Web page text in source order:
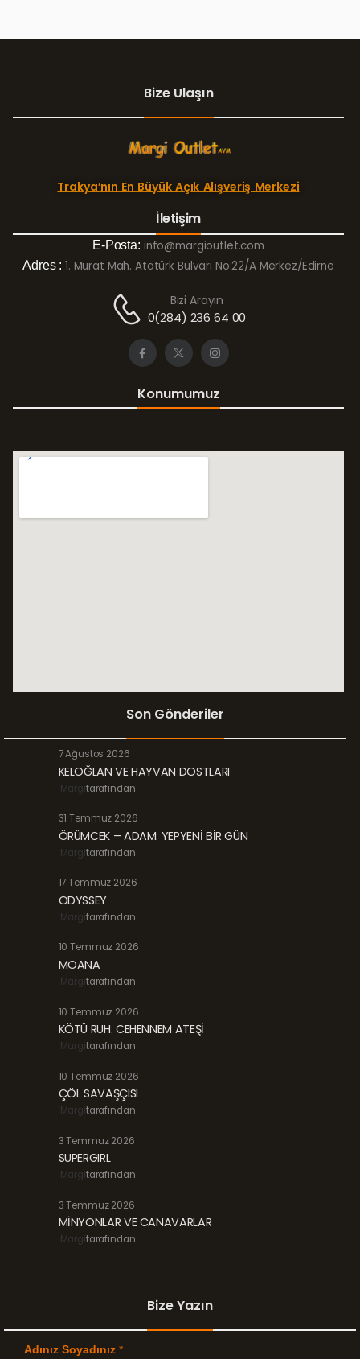
Bize Ulaşın
Trakya’nın En Büyük Açık Alışveriş Merkezi
İletişim
E-Posta: info@margioutlet.com
Adres : 1. Murat Mah. Atatürk Bulvarı No:22/A Merkez/Edirne
Bizi Arayın
0(284) 236 64 00
Konumumuz
Son Gönderiler
7 Ağustos 2026
KELOĞLAN VE HAYVAN DOSTLARI
Margitarafından
31 Temmuz 2026
ÖRÜMCEK – ADAM: YEPYENİ BİR GÜN
Margitarafından
17 Temmuz 2026
ODYSSEY
Margitarafından
10 Temmuz 2026
MOANA
Margitarafından
10 Temmuz 2026
KÖTÜ RUH: CEHENNEM ATEŞİ
Margitarafından
10 Temmuz 2026
ÇÖL SAVAŞÇISI
Margitarafından
3 Temmuz 2026
SUPERGIRL
Margitarafından
3 Temmuz 2026
MİNYONLAR VE CANAVARLAR
Margitarafından
Bize Yazın
Adınız Soyadınız *